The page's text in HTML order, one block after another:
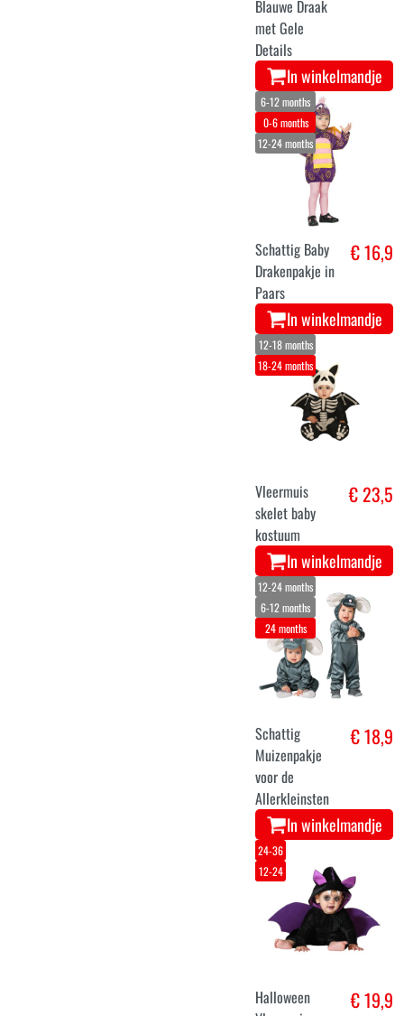
Blauwe Draak
met Gele
Details
In winkelmandje
6-12 months
0-6 months
12-24 months
Schattig Baby
Drakenpakje in
Paars
€ 16,9
In winkelmandje
12-18 months
18-24 months
Vleermuis
skelet baby
kostuum
€ 23,5
In winkelmandje
12-24 months
6-12 months
24 months
Schattig
Muizenpakje
voor de
Allerkleinsten
€ 18,9
In winkelmandje
24-36
12-24
Halloween
€ 19,9